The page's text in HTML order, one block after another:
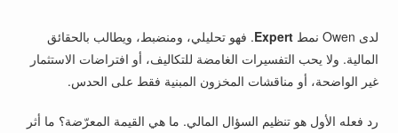
لدى Owen نمط Expert. فهو تحليلي، ومنضبط، ويطالب بالحقائق
المالية. ولا يحب التفسيرات الغامضة للتكاليف، أو افتراضات الاستثمار
غير الواضحة، أو مناقشات المخزون المبنية فقط على الحدس.
رد فعله الأول هو تنظيم السؤال المالي. ما هي القيمة المعرّضة؟ ما أثر